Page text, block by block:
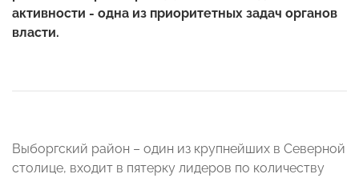
активности - одна из приоритетных задач органов
власти.
Выборгский район – один из крупнейших в Северной
столице, входит в пятерку лидеров по количеству